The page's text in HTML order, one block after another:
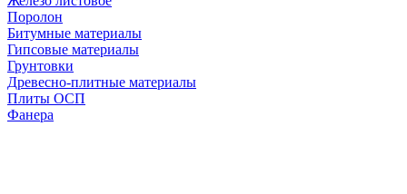
Поролон
Битумные материалы
Гипсовые материалы
Грунтовки
Древесно-плитные материалы
Плиты ОСП
Фанера